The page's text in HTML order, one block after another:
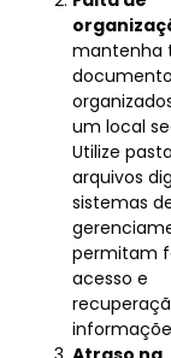
mantenha
um local
Utilize
arquivos
sistemas
permitam
acesso e